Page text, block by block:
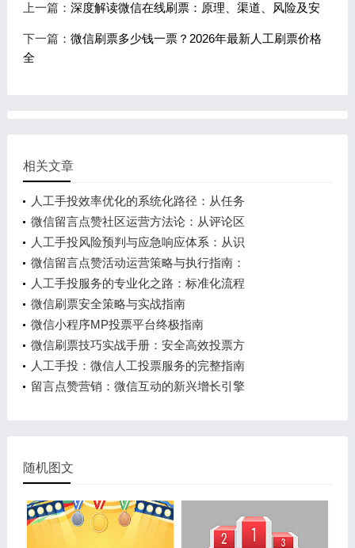
上一篇： 深度解读微信在线刷票：原理、渠道、风险及安
下一篇： 微信刷票多少钱一票？2026年最新人工刷票价格
全
相关文章
人工手投效率优化的系统化路径：从任务
微信留言点赞社区运营方法论：从评论区
人工手投风险预判与应急响应体系：从识
微信留言点赞活动运营策略与执行指南：
人工手投服务的专业化之路：标准化流程
微信刷票安全策略与实战指南
微信小程序MP投票平台终极指南
微信刷票技巧实战手册：安全高效投票方
人工手投：微信人工投票服务的完整指南
留言点赞营销：微信互动的新兴增长引擎
随机图文